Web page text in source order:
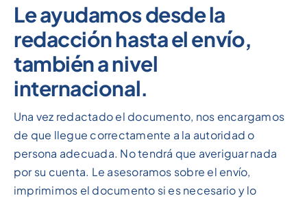
Le ayudamos desde la
redacción hasta el envío,
también a nivel
internacional.
Una vez redactado el documento, nos encargamos
de que llegue correctamente a la autoridad o
persona adecuada. No tendrá que averiguar nada
por su cuenta. Le asesoramos sobre el envío,
imprimimos el documento si es necesario y lo